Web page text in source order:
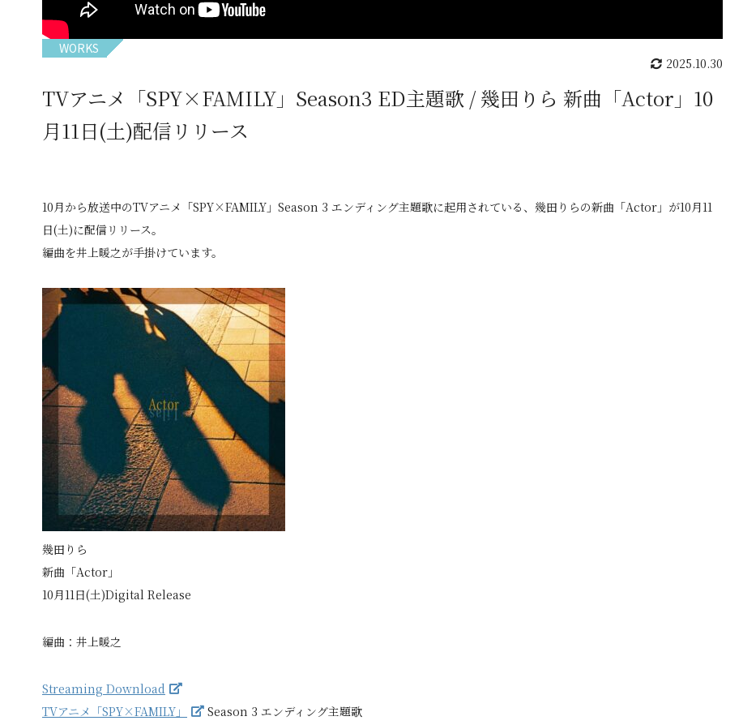
WORKS
2025.10.30
TVアニメ「SPY×FAMILY」Season3 ED主題歌 / 幾田りら 新曲「Actor」10
月11日(土)配信リリース
10月から放送中のTVアニメ「SPY×FAMILY」Season 3 エンディング主題歌に起用されている、幾田りらの新曲「Actor」が10月11
日(土)に配信リリース。
編曲を井上暖之が手掛けています。
幾田りら
新曲「Actor」
10月11日(土)Digital Release
編曲：井上暖之
Streaming Download
TVアニメ「SPY×FAMILY」
Season 3 エンディング主題歌